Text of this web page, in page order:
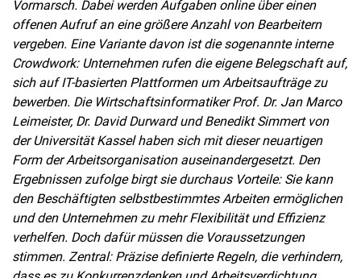
Vormarsch. Dabei werden Aufgaben online über einen
offenen Aufruf an eine größere Anzahl von Bearbeitern
vergeben. Eine Variante davon ist die sogenannte interne
Crowdwork: Unternehmen rufen die eigene Belegschaft auf,
sich auf IT-basierten Plattformen um Arbeitsaufträge zu
bewerben. Die Wirtschaftsinformatiker Prof. Dr. Jan Marco
Leimeister, Dr. David Durward und Benedikt Simmert von
der Universität Kassel haben sich mit dieser neuartigen
Form der Arbeitsorganisation auseinandergesetzt. Den
Ergebnissen zufolge birgt sie durchaus Vorteile: Sie kann
den Beschäftigten selbstbestimmtes Arbeiten ermöglichen
und den Unternehmen zu mehr Flexibilität und Effizienz
verhelfen. Doch dafür müssen die Voraussetzungen
stimmen. Zentral: Präzise definierte Regeln, die verhindern,